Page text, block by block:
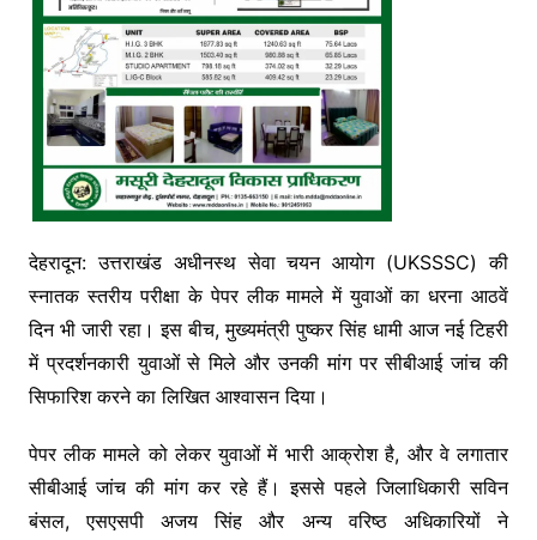
देहरादून: उत्तराखंड अधीनस्थ सेवा चयन आयोग (UKSSSC) की
स्नातक स्तरीय परीक्षा के पेपर लीक मामले में युवाओं का धरना आठवें
दिन भी जारी रहा। इस बीच, मुख्यमंत्री पुष्कर सिंह धामी आज नई टिहरी
में प्रदर्शनकारी युवाओं से मिले और उनकी मांग पर सीबीआई जांच की
सिफारिश करने का लिखित आश्वासन दिया।
पेपर लीक मामले को लेकर युवाओं में भारी आक्रोश है, और वे लगातार
सीबीआई जांच की मांग कर रहे हैं। इससे पहले जिलाधिकारी सविन
बंसल, एसएसपी अजय सिंह और अन्य वरिष्ठ अधिकारियों ने